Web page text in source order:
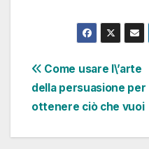
Navigazione
articoli
Come usare l\’arte
della persuasione per
ottenere ciò che vuoi